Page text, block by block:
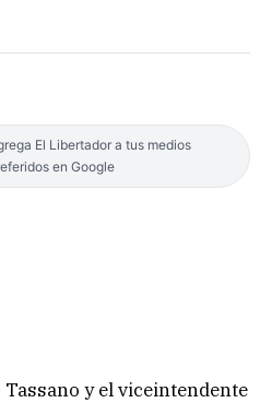
El Libertador a tus medios
en Google
y el viceintendente